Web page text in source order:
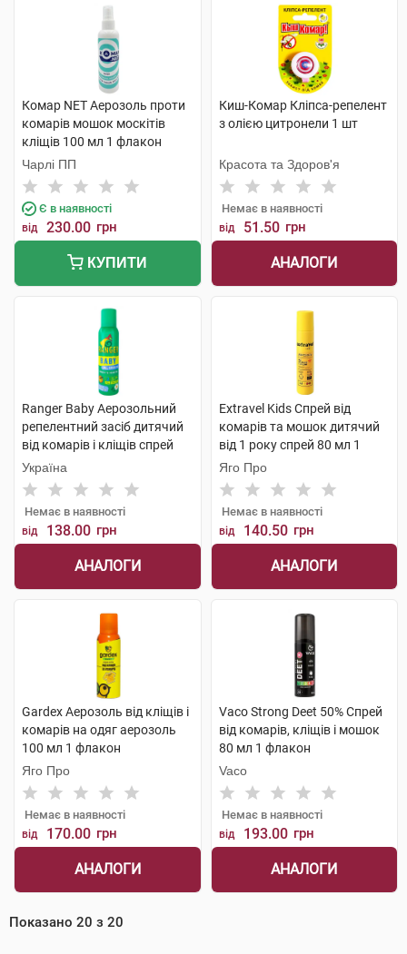
Комар NET Аерозоль проти
комарів мошок москітів
кліщів 100 мл 1 флакон
Чарлі ПП
Є в наявності
від 230.00 грн
КУПИТИ
Киш-Комар Кліпса-репелент
з олією цитронели 1 шт
Красота та Здоров'я
Немає в наявності
від 51.50 грн
АНАЛОГИ
Ranger Baby Аерозольний
репелентний засіб дитячий
від комарів і кліщів спрей
150 мл 1 флакон
Україна
Немає в наявності
від 138.00 грн
АНАЛОГИ
Extravel Kids Спрей від
комарів та мошок дитячий
від 1 року спрей 80 мл 1
флакон
Яго Про
Немає в наявності
від 140.50 грн
АНАЛОГИ
Gardex Аерозоль від кліщів і
комарів на одяг аерозоль
100 мл 1 флакон
Яго Про
Немає в наявності
від 170.00 грн
АНАЛОГИ
Vaco Strong Deet 50% Спрей
від комарів, кліщів і мошок
80 мл 1 флакон
Vaco
Немає в наявності
від 193.00 грн
АНАЛОГИ
Показано 20 з 20